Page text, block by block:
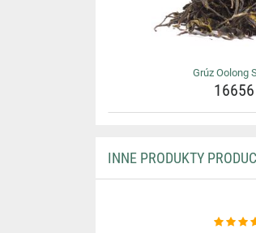
Grúz Oolong
INNE PRODUKTY